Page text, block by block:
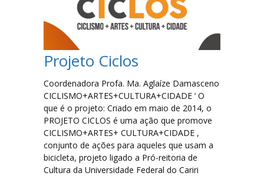
Serviços e Formulários
Processo Seletivo
Links Úteis
Projeto Ciclos
Coordenadora Profa. Ma. Aglaíze Damasceno
CICLISMO+ARTES+CULTURA+CIDADE ‘ O
que é o projeto: Criado em maio de 2014, o
PROJETO CICLOS é uma ação que promove
CICLISMO+ARTES+ CULTURA+CIDADE ,
conjunto de ações para aqueles que usam a
bicicleta, projeto ligado a Pró-reitoria de
Cultura da Universidade Federal do Cariri